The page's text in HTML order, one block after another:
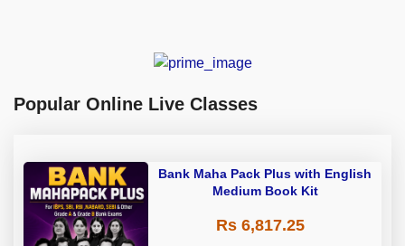
Popular Online Live Classes
Bank Maha Pack Plus with English
Medium Book Kit
Rs 6,817.25